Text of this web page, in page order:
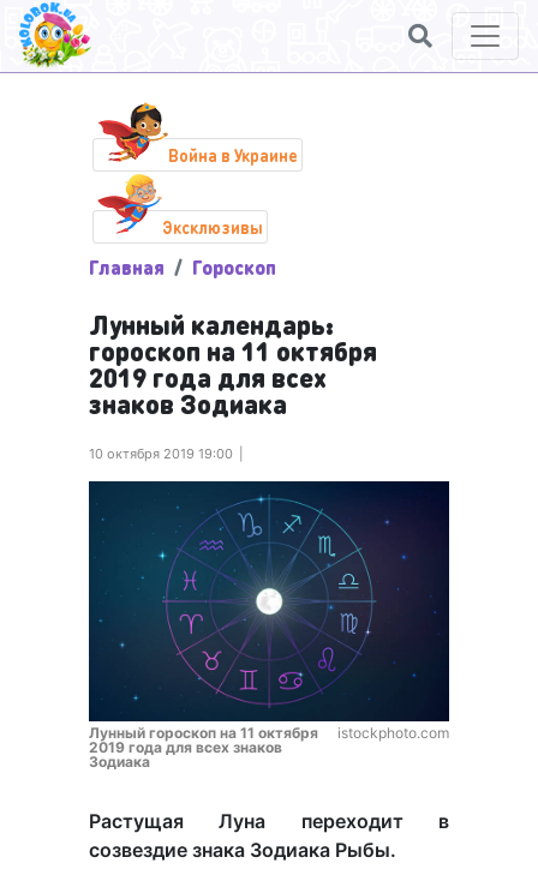
Война в Украине
Эксклюзивы
Главная Гороскоп
Лунный календарь:
гороскоп на 11 октября
2019 года для всех
знаков Зодиака
10 октября 2019 19:00
Лунный гороскоп на 11 октября
2019 года для всех знаков
Зодиака
istockphoto.com
Растущая Луна переходит в
созвездие знака Зодиака Рыбы.